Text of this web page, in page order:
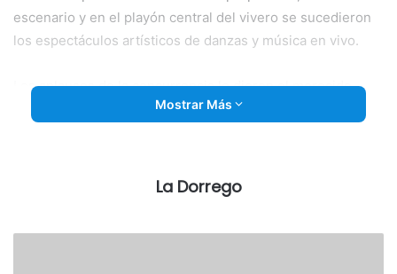
escenario y en el playón central del vivero se sucedieron
los espectáculos artísticos de danzas y música en vivo.
Los aplausos de la concurrencia le dieron el merecido
premio a la realización. (09-10-23).
Mostrar Más
La Dorrego